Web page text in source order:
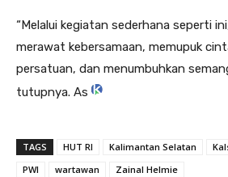
“Melalui kegiatan sederhana seperti
merawat kebersamaan, memupuk
persatuan, dan menumbuhkan
tutupnya. As
TAGS HUT RI Kalimantan Selatan
PWI
wartawan Zainal Helmie